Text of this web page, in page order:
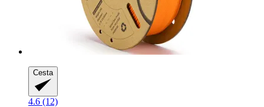
Cesta
4.6 (12)